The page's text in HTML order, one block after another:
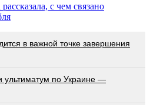
с чем связано
в важной точке завершения
ультиматум по Украине —